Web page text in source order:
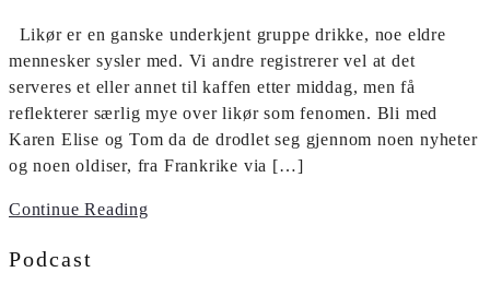
Likør er en ganske underkjent gruppe drikke, noe eldre
mennesker sysler med. Vi andre registrerer vel at det
serveres et eller annet til kaffen etter middag, men få
reflekterer særlig mye over likør som fenomen. Bli med
Karen Elise og Tom da de drodlet seg gjennom noen nyheter
og noen oldiser, fra Frankrike via […]
Continue Reading
Podcast